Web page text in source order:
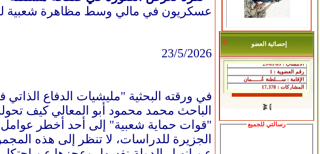
إحصائية العضو
رسالتي للجميع
عسكريون في مالي وسط مظاهرة شعبية
23/5/2026
في ورقته البحثية "مليشيات الدفاع
الباحث محمد محمود أبو المعالي كيف
"قوات حماية شعبية" إلى أحد أخطر عوامل
الجزيرة للدراسات، لا تنظر إلى هذه